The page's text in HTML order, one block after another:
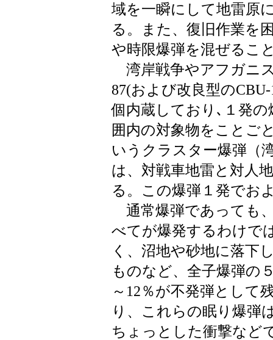
域を一瞬にして地雷原
る。また、復旧作業を
や時限爆弾を混ぜるこ
湾岸戦争やアフガニ
87(および改良型の
個内蔵しており､１発の
囲内の対象物をことご
いうクラスター爆弾（
は、対戦車地雷と対人
る。この爆弾１発でお
通常爆弾であっても
べてが爆発するわけで
く、沼地や砂地に落下
ものなど、全子爆弾の
～12％が不発弾として
り、これらの眠り爆弾
ちょっとした衝撃など